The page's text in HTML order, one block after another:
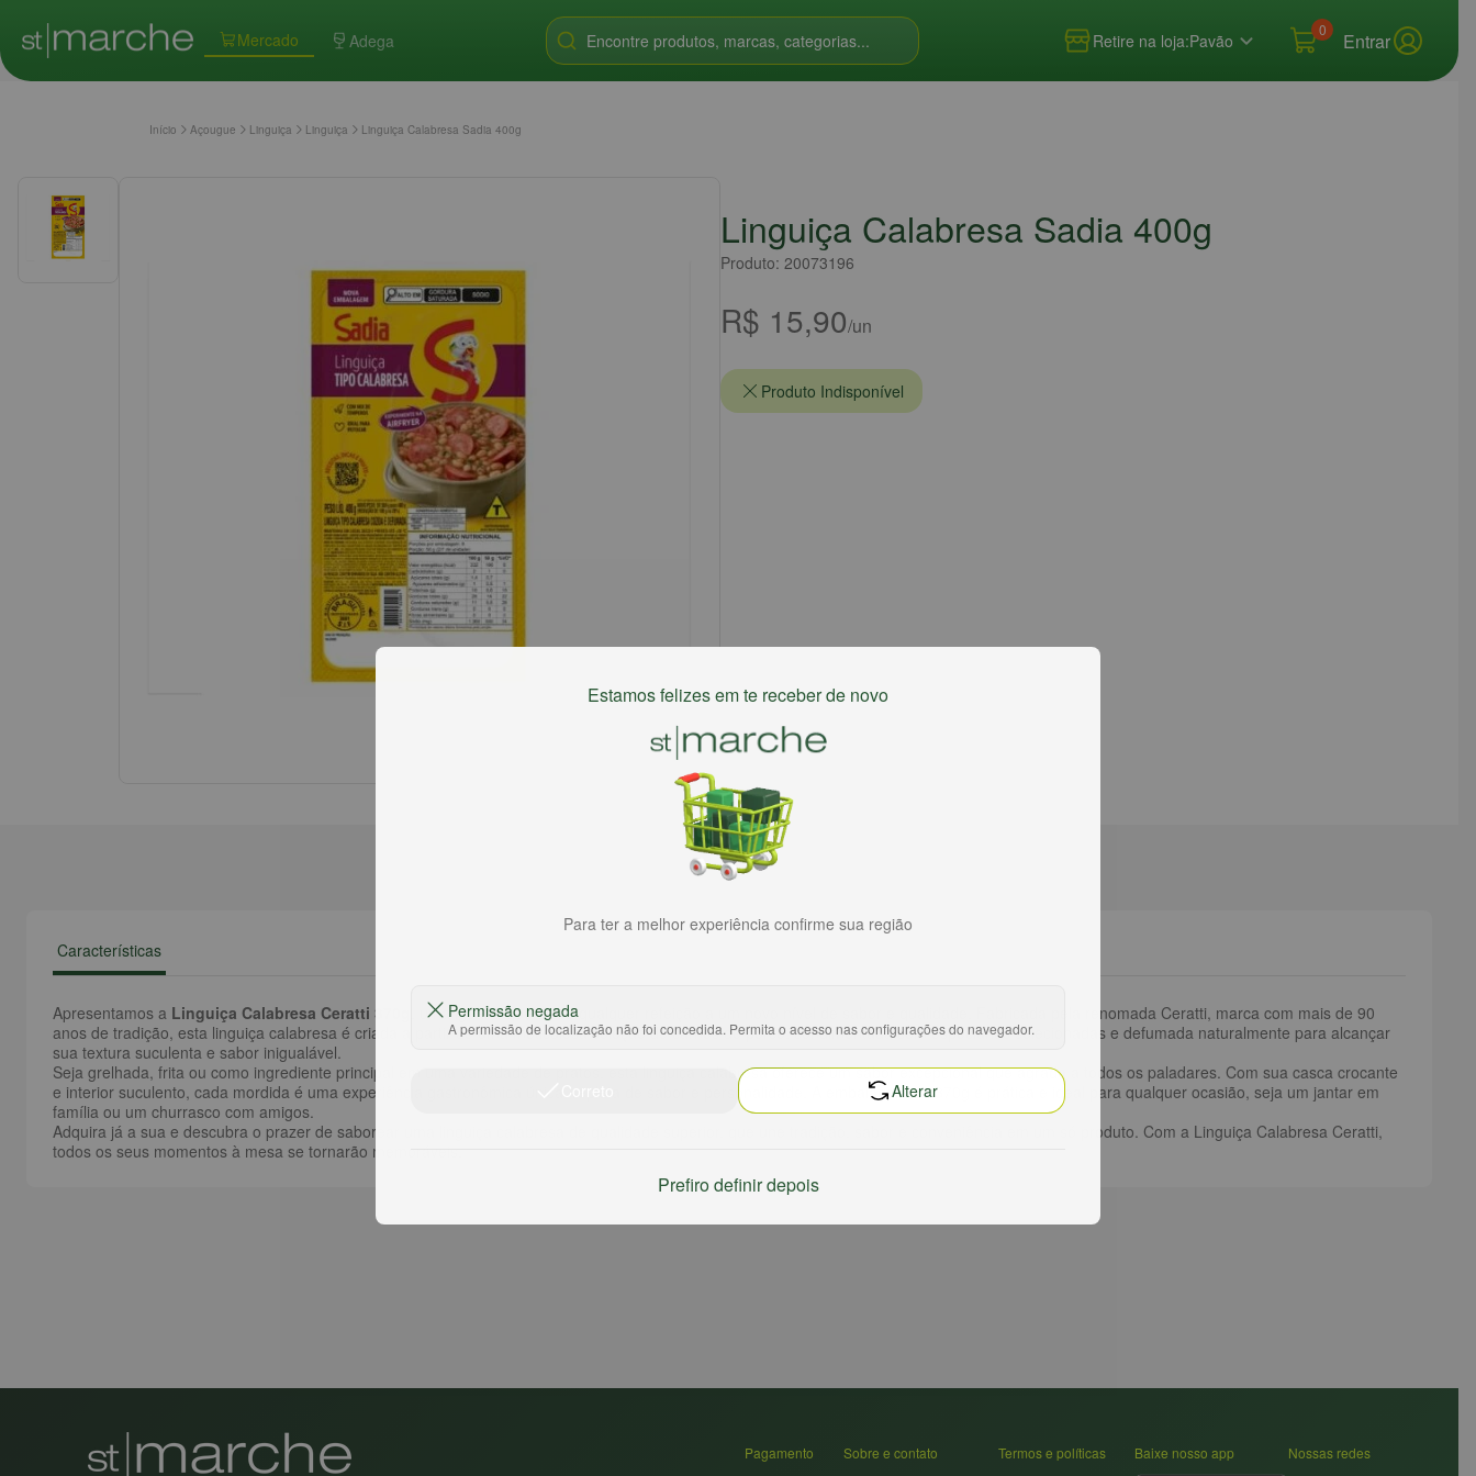
Mercado Adega Encontre produtos, marcas, categorias... Retire na loja:Pavão
0 Entrar
Início Açougue Linguiça Linguiça Linguiça Calabresa Sadia 400g
Linguiça Calabresa Sadia 400g
Produto: 20073196
R$ 15,90/un
Produto Indisponível
Características
Apresentamos a Linguiça Calabresa Ceratti 370g
, uma iguaria que eleva qualquer refeição a um novo nível de sabor e qualidade. Fabricada pela renomada Ceratti, marca com mais de 90
anos de tradição, esta linguiça calabresa é criada a partir de uma meticulosa seleção de carnes de porco, condimentada com especiarias selecionadas e defumada naturalmente para alcançar
sua textura suculenta e sabor inigualável.
Seja grelhada, frita ou como ingrediente principal em uma variedade de pratos, esta linguiça calabresa oferece um sabor excepcional que agrada a todos os paladares. Com sua casca crocante
e interior suculento, cada mordida é uma experiência gastronômica única, repleta de sabor e personalidade. A embalagem de 370g é prática e ideal para qualquer ocasião, seja um jantar em
família ou um churrasco com amigos.
Adquira já a sua e descubra o prazer de saborear uma linguiça calabresa de qualidade superior, que une tradição, sabor e conveniência em um só produto. Com a Linguiça Calabresa Ceratti,
todos os seus momentos à mesa se tornarão memoráveis.
Pagamento Sobre e contato Termos e políticas Baixe nosso app Nossas redes
Estamos felizes em te receber de novo
Para ter a melhor experiência confirme sua região
Permissão negada
A permissão de localização não foi concedida. Permita o acesso nas configurações do navegador.
Alterar
Prefiro definir depois